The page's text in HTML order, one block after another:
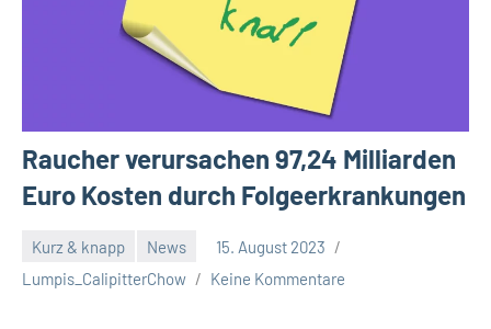
Raucher verursachen 97,24 Milliarden
Euro Kosten durch Folgeerkrankungen
Kurz & knapp News
15. August 2023
Lumpis_CalipitterChow
Keine Kommentare